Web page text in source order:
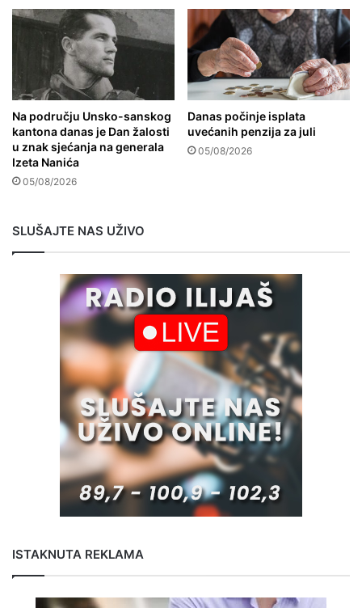
Na području Unsko-sanskog
kantona danas je Dan žalosti
u znak sjećanja na generala
Izeta Nanića
05/08/2026
Danas počinje isplata
uvećanih penzija za juli
05/08/2026
SLUŠAJTE NAS UŽIVO
ISTAKNUTA REKLAMA